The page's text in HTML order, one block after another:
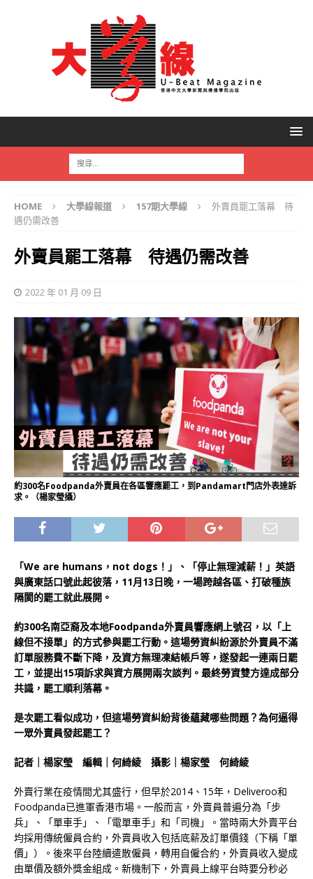
HOME 大學線報道 157期大學線
外賣員罷工落幕 待
遇仍需改善
外賣員罷工落幕 待遇仍需改善
2022 年 01 月 09 日
約300名Foodpanda外賣員在各區響應罷工，到Pandamart門店外表達訴
求。（楊家瑩攝）
「We are humans，not dogs！」、「停止無理減薪！」英語
與廣東話口號此起彼落，11月13日晚，一場跨越各區、打破種族
隔閡的罷工就此展開。
約300名南亞裔及本地Foodpanda外賣員響應網上號召，以「上
線但不接單」的方式參與罷工行動。這場勞資糾紛源於外賣員不滿
訂單服務費不斷下降，及資方無理凍結帳戶等，遂發起一連兩日罷
工，並提出15項訴求與資方展開兩次談判。最終勞資雙方達成部分
共識，罷工順利落幕。
是次罷工看似成功，但這場勞資糾紛背後蘊藏哪些問題？為何逼得
一眾外賣員發起罷工？
記者｜楊家瑩 編輯｜何綺綾 攝影｜楊家瑩 何綺綾
外賣行業在疫情間尤其盛行，但早於2014、15年，Deliveroo和
Foodpanda已進軍香港市場。一般而言，外賣員普遍分為「步
兵」、「單車手」、「電單車手」和「司機」。當時兩大外賣平台
均採用傳統僱員合約，外賣員收入包括底薪及訂單價錢（下稱「單
價」）。後來平台陸續遣散僱員，轉用自僱合約，外賣員收入變成
由單價及額外獎金組成。新機制下，外賣員上線平台時要分秒必